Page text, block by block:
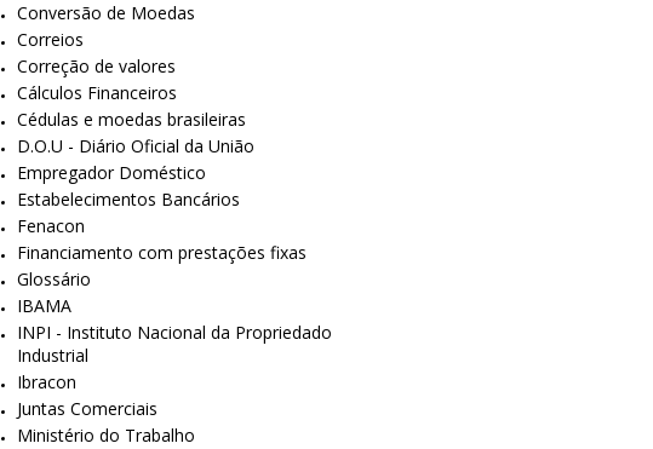
Conversão de Moedas
Correios
Correção de valores
Cálculos Financeiros
Cédulas e moedas brasileiras
D.O.U - Diário Oficial da União
Empregador Doméstico
Estabelecimentos Bancários
Fenacon
Financiamento com prestações fixas
Glossário
IBAMA
INPI - Instituto Nacional da Propriedado
Industrial
Ibracon
Juntas Comerciais
Ministério do Trabalho